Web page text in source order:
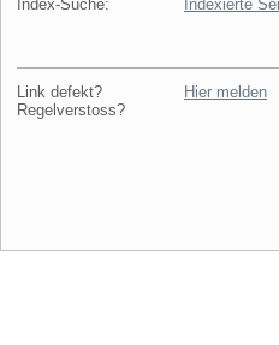
Index-Suche:
Indexierte
Link defekt?
Regelverstoss?
Hier melden